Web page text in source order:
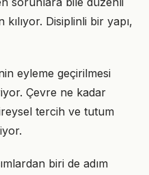
Disiplinli bir yapı,
eyleme geçirilmesi
Çevre ne kadar
tercih ve tutum
biri de adım